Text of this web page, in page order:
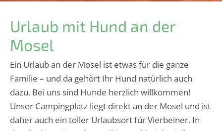
Urlaub mit Hund an der
Mosel
Ein Urlaub an der Mosel ist etwas für die ganze
Familie – und da gehört Ihr Hund natürlich auch
dazu. Bei uns sind Hunde herzlich willkommen!
Unser Campingplatz liegt direkt an der Mosel und ist
daher auch ein toller Urlaubsort für Vierbeiner. In